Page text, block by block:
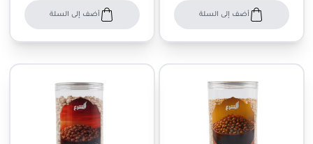
أضف إلى السلة أضف إلى السلة